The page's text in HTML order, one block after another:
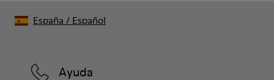
Ayuda
España / Español